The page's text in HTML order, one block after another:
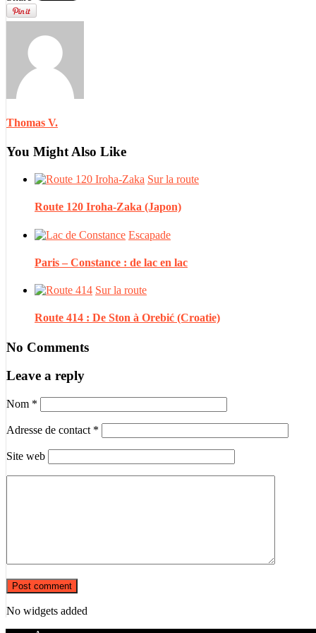
Thomas V.
You Might Also Like
Sur la route
Route 120 Iroha-Zaka (Japon)
Escapade
Paris – Constance : de lac en lac
Sur la route
Route 414 : De Ston à Orebić (Croatie)
No Comments
Leave a reply
Nom *
Adresse de contact *
Site web
No widgets added